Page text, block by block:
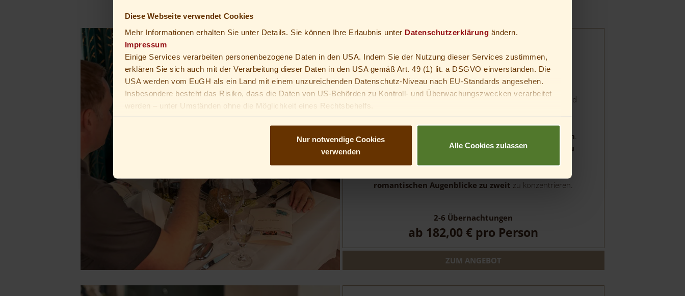
Diese Webseite verwendet Cookies
Mehr Informationen erhalten Sie unter Details. Sie können Ihre Erlaubnis unter Datenschutzerklärung ändern.
Impressum
Einige Services verarbeiten personenbezogene Daten in den USA. Indem Sie der Nutzung dieser Services zustimmen,
erklären Sie sich auch mit der Verarbeitung dieser Daten in den USA gemäß Art. 49 (1) lit. a DSGVO einverstanden. Die
USA werden vom EuGH als ein Land mit einem unzureichenden Datenschutz-Niveau nach EU-Standards angesehen.
Insbesondere besteht das Risiko, dass die Daten von US-Behörden zu Kontroll- und Überwachungszwecken verarbeitet
werden – unter Umständen ohne die Möglichkeit eines Rechtsbehelfs.
Nur notwendige Cookies
verwenden
Alle Cookies zulassen
Schlossbergzauber
18.01. - 22.12.2026
Erleben Siemagische Tage im Thüringer Wald
heißen Sie mit einem Begrüßungsgetränk willkommen und
zaubern wir Ihnenköstliche Menüs. Ein Highlight dieses
Angebots ist ein
romantisches Dinner bei Kerzenschein
Dieses Angebot ist ideal, um einenbesonderen Anlass zu
romantischen Augenblicke zu zweit zu konzentrieren.
2-6 Übernachtungen
ab 182,00 € pro Person
ZUM ANGEBOT